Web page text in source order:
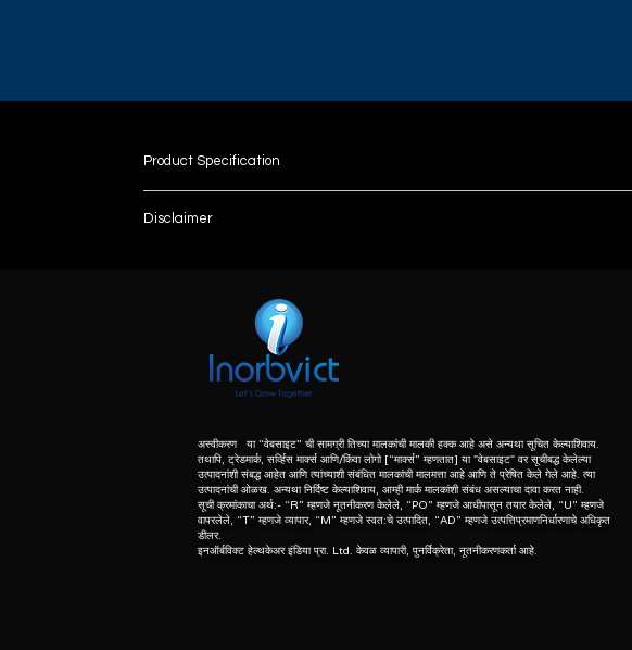
Product Specification
Brand
Magnetic Strength
Machine Condition
Magnet Type
Bore Size
Max. Amplitude
Max. Slew Rate
Disclaimer
herein associated with the products listed on this” website” are the
purpose of identification of those products. we do not claim as
meaning of list number: - “r” means refurbished, “po” means
dealer of original equipment manufacturer.
अस्वीकरण या “वेबसाइट” ची सामग्री तिच्या मालकांची मालकी हक्क आहे असे अन्यथा सूचित केल्याशिवाय.
तथापि, ट्रेडमार्क, सर्व्हिस मार्क्स आणि/किंवा लोगो [“मार्क्स” म्हणतात] या "वेबसाइट" वर सूचीबद्ध केलेल्या
उत्पादनांशी संबद्ध आहेत आणि त्यांच्याशी संबंधित मालकांची मालमत्ता आहे आणि ते प्रेषित केले गेले आहे. त्या
उत्पादनांची ओळख. अन्यथा निर्दिष्ट केल्याशिवाय, आम्ही मार्क मालकांशी संबंध असल्याचा दावा करत नाही.
सूची क्रमांकाचा अर्थ:- “R” म्हणजे नूतनीकरण केलेले, “PO” म्हणजे आधीपासून तयार केलेले, “U” म्हणजे
वापरलेले, “T” म्हणजे व्यापार, “M” म्हणजे स्वत:चे उत्पादित, “AD” म्हणजे उत्पत्तिप्रमाणनिर्धारणाचे अधिकृत
डीलर.
इनऑर्बविक्ट हेल्थकेअर इंडिया प्रा. Ltd. केवळ व्यापारी, पुनर्विक्रेता, नूतनीकरणकर्ता आहे.